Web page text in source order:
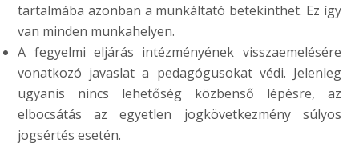
tartalmába azonban a munkáltató betekinthet. Ez így
van minden munkahelyen.
A fegyelmi eljárás intézményének visszaemelésére
vonatkozó javaslat a pedagógusokat védi. Jelenleg
ugyanis nincs lehetőség közbenső lépésre, az
elbocsátás az egyetlen jogkövetkezmény súlyos
jogsértés esetén.